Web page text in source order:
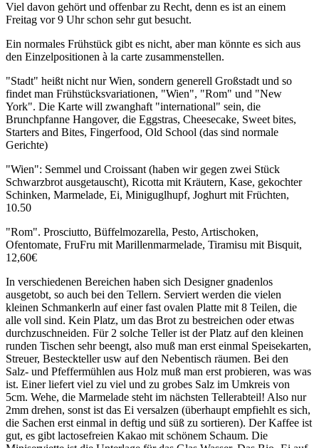
Viel davon gehört und offenbar zu Recht, denn es ist an einem
Freitag vor 9 Uhr schon sehr gut besucht.
Ein normales Frühstück gibt es nicht, aber man könnte es sich aus
den Einzelpositionen à la carte zusammenstellen.
"Stadt" heißt nicht nur Wien, sondern generell Großstadt und so
findet man Frühstücksvariationen, "Wien", "Rom" und "New
York". Die Karte will zwanghaft "international" sein, die
Brunchpfanne Hangover, die Eggstras, Cheesecake, Sweet bites,
Starters and Bites, Fingerfood, Old School (das sind normale
Gerichte)
"Wien": Semmel und Croissant (haben wir gegen zwei Stück
Schwarzbrot ausgetauscht), Ricotta mit Kräutern, Kase, gekochter
Schinken, Marmelade, Ei, Miniguglhupf, Joghurt mit Früchten,
10.50
"Rom". Prosciutto, Büffelmozarella, Pesto, Artischoken,
Ofentomate, FruFru mit Marillenmarmelade, Tiramisu mit Bisquit,
12,60€
In verschiedenen Bereichen haben sich Designer gnadenlos
ausgetobt, so auch bei den Tellern. Serviert werden die vielen
kleinen Schmankerln auf einer fast ovalen Platte mit 8 Teilen, die
alle voll sind. Kein Platz, um das Brot zu bestreichen oder etwas
durchzuschneiden. Für 2 solche Teller ist der Platz auf den kleinen
runden Tischen sehr beengt, also muß man erst einmal Speisekarten,
Streuer, Besteckteller usw auf den Nebentisch räumen. Bei den
Salz- und Pfeffermühlen aus Holz muß man erst probieren, was was
ist. Einer liefert viel zu viel und zu grobes Salz im Umkreis von
5cm. Wehe, die Marmelade steht im nächsten Tellerabteil! Also nur
2mm drehen, sonst ist das Ei versalzen (überhaupt empfiehlt es sich,
die Sachen erst einmal in deftig und süß zu sortieren). Der Kaffee ist
gut, es gibt lactosefreien Kakao mit schönem Schaum. Die